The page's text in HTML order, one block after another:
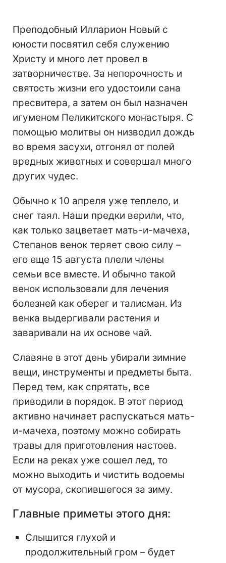
Преподобный Илларион Новый с
юности посвятил себя служению
Христу и много лет провел в
затворничестве. За непорочность и
святость жизни его удостоили сана
пресвитера, а затем он был назначен
игуменом Пеликитского монастыря. С
помощью молитвы он низводил дождь
во время засухи, отгонял от полей
вредных животных и совершал много
других чудес.
Обычно к 10 апреля уже теплело, и
снег таял. Наши предки верили, что,
как только зацветает мать-и-мачеха,
Степанов венок теряет свою силу –
его еще 15 августа плели члены
семьи все вместе. И обычно такой
венок использовали для лечения
болезней как оберег и талисман. Из
венка выдергивали растения и
заваривали на их основе чай.
Славяне в этот день убирали зимние
вещи, инструменты и предметы быта.
Перед тем, как спрятать, все
приводили в порядок. В этот период
активно начинает распускаться мать-
и-мачеха, поэтому можно собирать
травы для приготовления настоев.
Если на реках уже сошел лед, то
можно выходить и чистить водоемы
от мусора, скопившегося за зиму.
Главные приметы этого дня:
Слышится глухой и
продолжительный гром – будет